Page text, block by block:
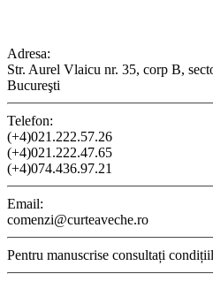
Adresa:
Str. Aurel Vlaicu nr. 35, corp B,
Bucureşti
Telefon:
(+4)021.222.57.26
(+4)021.222.47.65
(+4)074.436.97.21
Email:
comenzi@curteaveche.ro
Pentru manuscrise consultați